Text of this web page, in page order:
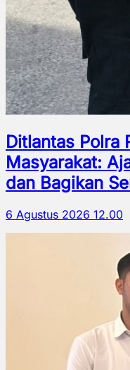
Ditlantas Polra
Masyarakat:
dan Bagikan
6 Agustus 2026 12.00